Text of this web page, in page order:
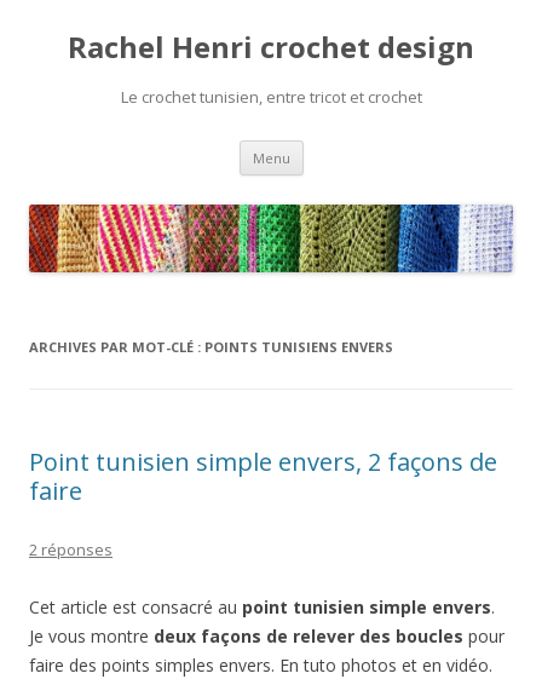
Rachel Henri crochet design
Le crochet tunisien, entre tricot et crochet
Menu Aller
contenu
ARCHIVES PAR MOT-CLÉ : POINTS TUNISIENS ENVERS
Point tunisien simple envers, 2 façons de
faire
2 réponses
Cet article est consacré au point tunisien simple envers.
Je vous montre deux façons de relever des boucles pour
faire des points simples envers. En tuto photos et en vidéo.